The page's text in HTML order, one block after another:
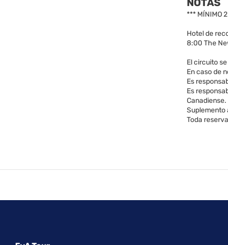
NOTAS
*** MÍNIMO 2
Hotel de
8:00 The
El circuito
En caso de
Es
Es
Canadiense.
Suplemento
Toda